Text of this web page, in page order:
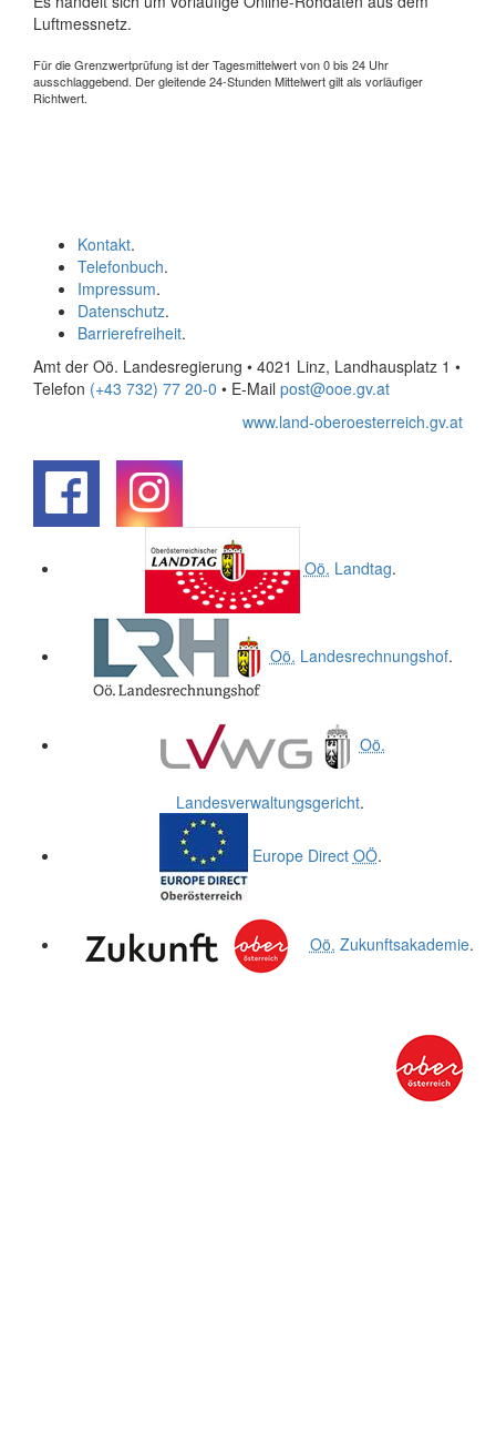
Luftmessnetz.
Für die Grenzwertprüfung ist der Tagesmittelwert von 0 bis 24 Uhr
ausschlaggebend. Der gleitende 24-Stunden Mittelwert gilt als vorläufiger
Richtwert.
Kontakt.
Telefonbuch.
Impressum.
Datenschutz.
Barrierefreiheit.
Amt der Oö. Landesregierung • 4021 Linz, Landhausplatz 1 •
Telefon (+43 732) 77 20-0 • E-Mail post@ooe.gv.at
www.land-oberoesterreich.gv.at
Oö. Landtag.
Oö. Landesrechnungshof.
Oö.
Landesverwaltungsgericht.
Europe Direct OÖ.
Oö. Zukunftsakademie.